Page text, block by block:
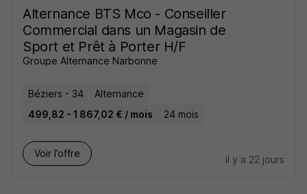
Alternance BTS Mco - Conseiller
Commercial dans un Magasin de
Sport et Prêt à Porter H/F
Groupe Alternance Narbonne
Béziers - 34
Alternance
499,82 - 1 867,02 € / mois
24 mois
Voir l’offre
il y a 22 jours